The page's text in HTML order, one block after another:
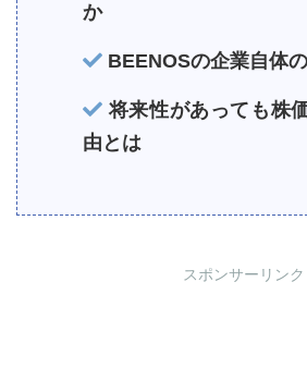
か
BEENOSの企業自体
将来性があっても株
由とは
スポンサーリンク